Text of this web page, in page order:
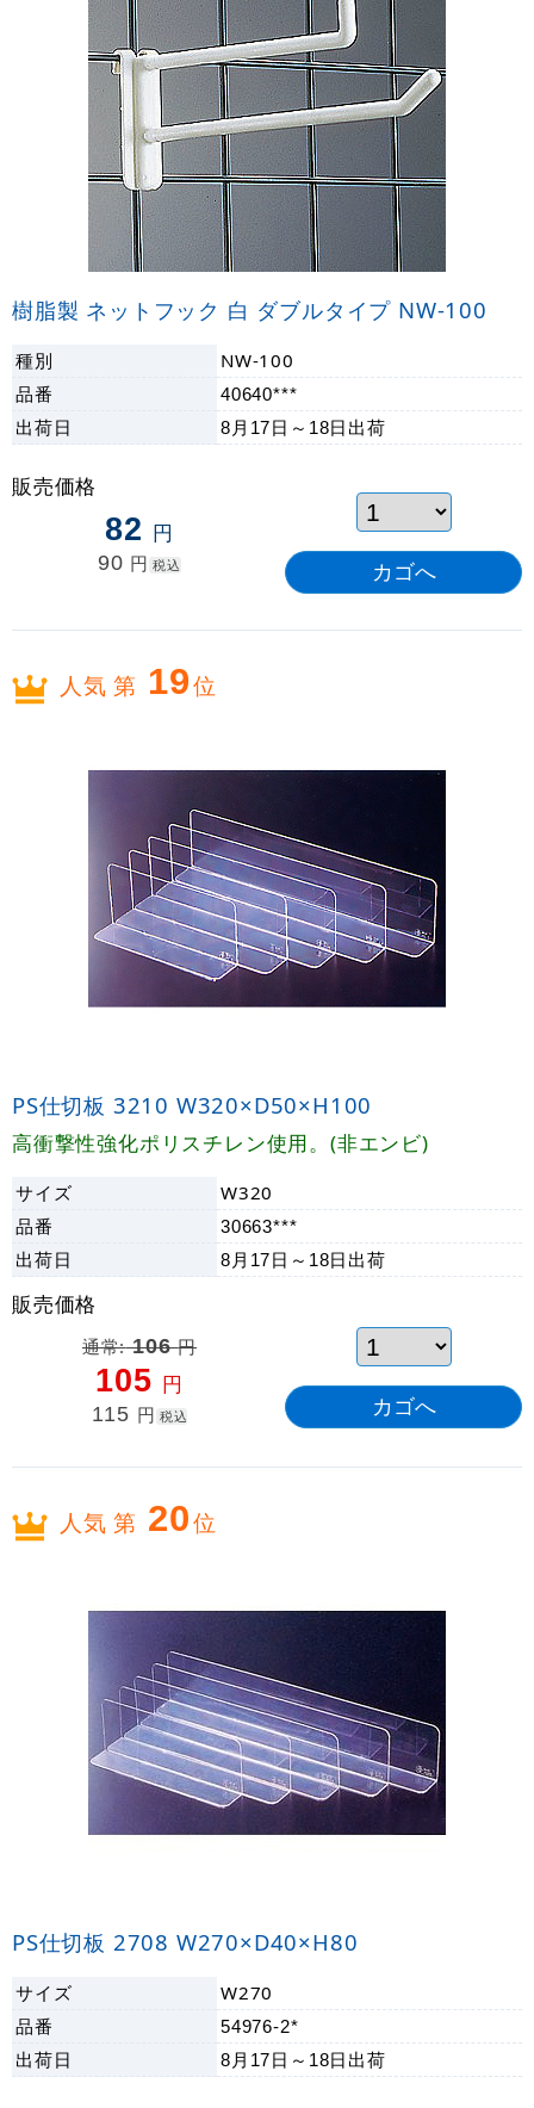
樹脂製 ネットフック 白 ダブルタイプ NW-100
種別
NW-100
品番
40640***
出荷日 8月17日～18日 出荷
販売価格
82 円
90 円 税込
人気 第 19位
PS仕切板 3210 W320×D50×H100
高衝撃性強化ポリスチレン使用。(非エンビ)
サイズ
W320
品番
30663***
出荷日 8月17日～18日 出荷
販売価格
通常:106円
105 円
115 円 税込
人気 第 20位
PS仕切板 2708 W270×D40×H80
サイズ
W270
品番
54976-2*
出荷日 8月17日～18日 出荷